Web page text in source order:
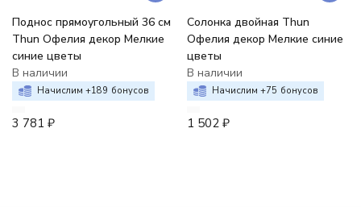
Поднос прямоугольный 36 см
Thun Офелия декор Мелкие
синие цветы
В наличии
Начислим +189 бонусов
3 781 ₽
Солонка двойная Thun
Офелия декор Мелкие синие
цветы
В наличии
Начислим +75 бонусов
1 502 ₽